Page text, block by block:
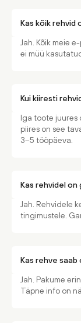
Kas kõik rehvid
Jah. Kõik meie
ei müü
Kui kiiresti
Iga toote juures
piires on see
3–5 tööpäeva.
Kas rehvidel on
Jah. Rehvidele
tingimustele.
Kas rehve saab
Jah. Pakume
Täpne info on